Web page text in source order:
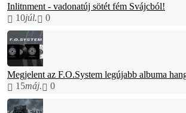
Inlitnment - vadonatúj sötét fém Svájcból!
10júl. 0
Megjelent az F.O.System legújabb albuma
15máj. 0